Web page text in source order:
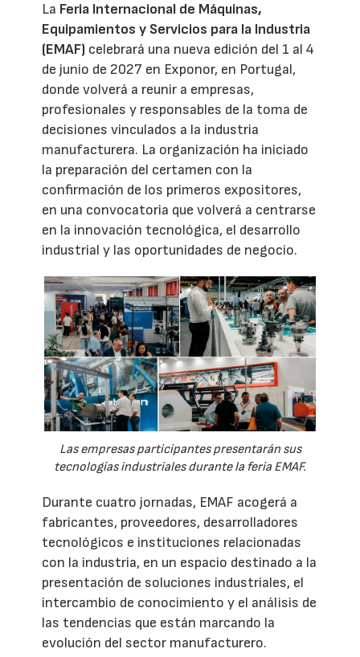
La Feria Internacional de Máquinas,
Equipamientos y Servicios para la Industria
(EMAF) celebrará una nueva edición del 1 al 4
de junio de 2027 en Exponor, en Portugal,
donde volverá a reunir a empresas,
profesionales y responsables de la toma de
decisiones vinculados a la industria
manufacturera. La organización ha iniciado
la preparación del certamen con la
confirmación de los primeros expositores,
en una convocatoria que volverá a centrarse
en la innovación tecnológica, el desarrollo
industrial y las oportunidades de negocio.
Las empresas participantes presentarán sus
tecnologías industriales durante la feria EMAF.
Durante cuatro jornadas, EMAF acogerá a
fabricantes, proveedores, desarrolladores
tecnológicos e instituciones relacionadas
con la industria, en un espacio destinado a la
presentación de soluciones industriales, el
intercambio de conocimiento y el análisis de
las tendencias que están marcando la
evolución del sector manufacturero.